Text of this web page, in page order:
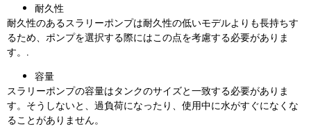
耐久性
耐久性のあるスラリーポンプは耐久性の低いモデルよりも長持ちす
るため、ポンプを選択する際にはこの点を考慮する必要がありま
す。.
容量
スラリーポンプの容量はタンクのサイズと一致する必要がありま
す。そうしないと、過負荷になったり、使用中に水がすぐになくな
ることがありません。